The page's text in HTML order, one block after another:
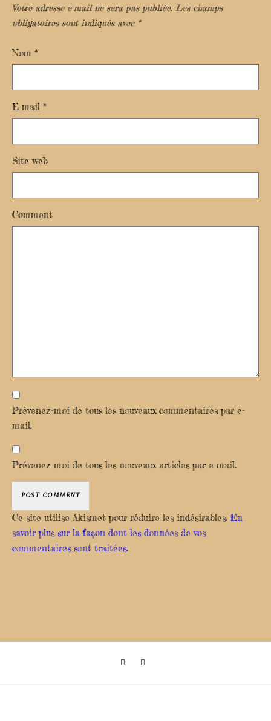
Votre adresse e-mail ne sera pas publiée. Les champs
obligatoires sont indiqués avec *
Nom *
E-mail *
Site web
Comment
Prévenez-moi de tous les nouveaux commentaires par e-
mail.
Prévenez-moi de tous les nouveaux articles par e-mail.
Ce site utilise Akismet pour réduire les indésirables.En
savoir plus sur la façon dont les données de vos
commentaires sont traitées.